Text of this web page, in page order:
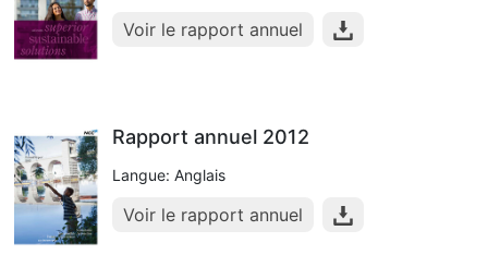
Voir le rapport annuel
Rapport annuel 2012
Langue: Anglais
Voir le rapport annuel